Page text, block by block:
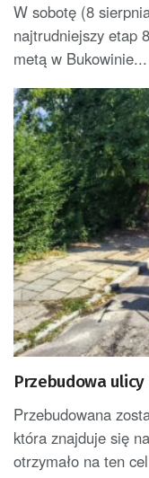
W sobotę (8
najtrudniejszy etap
metą w Bukowinie...
Przebudowa
Przebudowana
która znajduje się
otrzymało na ten